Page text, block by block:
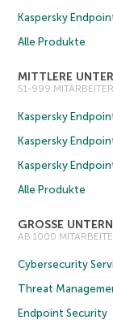
Kaspersky
Alle Produkte
MITTLERE
51-999 MITARBEITER
Kaspersky
Kaspersky
Kaspersky
Alle Produkte
GROSSE
AB 1000
Cybersecurity
Threat
Endpoint Security